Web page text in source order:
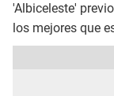
'Albiceleste'
los mejores que